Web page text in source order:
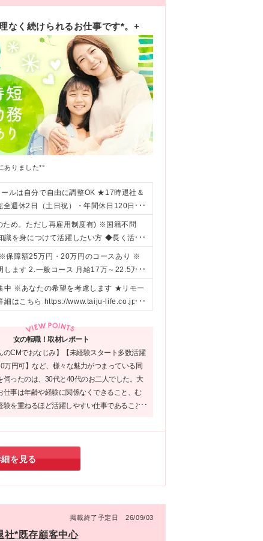
なく続けられるお仕事です*。+
ありました*°
ルは自分で自由に調整OK ★17時退社＆
週休2日（土日祝）・年間休日120日以
め。ただし再雇用制度有) ※国籍不問
を身につけて活躍したい方 ◆長く活躍
事がしたい方 ◆頑張りはきちんと評価
保障額25万円・20万円のコースあり ※
ます 2.一般コース 月給17万～22.5万円
よる所定要件を満たす場合 ※詳細は面
・特選コースはより早い段階から実践的
要件を満たす場合に入社時に決定され
重視する観点から固定給の割合が大き
中 ※あなたの希望を考慮します ★リモー
細はこちら https://www.taiju-life.co.jp/lc
ご覧いただけます！ *********************
社 〒 105-7190 東京都港区東新橋1-5-
6730-5066 *******************************
女の転職！取材レポート
のCMでおなじみ】【未経験スタート多数活躍
万円可】など、様々な魅力がつまっている同
伺ったのは、30代と40代のお二人でした。大
仕事は年齢や経験に関係なくできること、む
験を重ねるほど活躍しやすい仕事であること
方におススメしたい、理想的な環境がありま
を見る
掲載終了予定日 26/09/03
社*既存顧客中心